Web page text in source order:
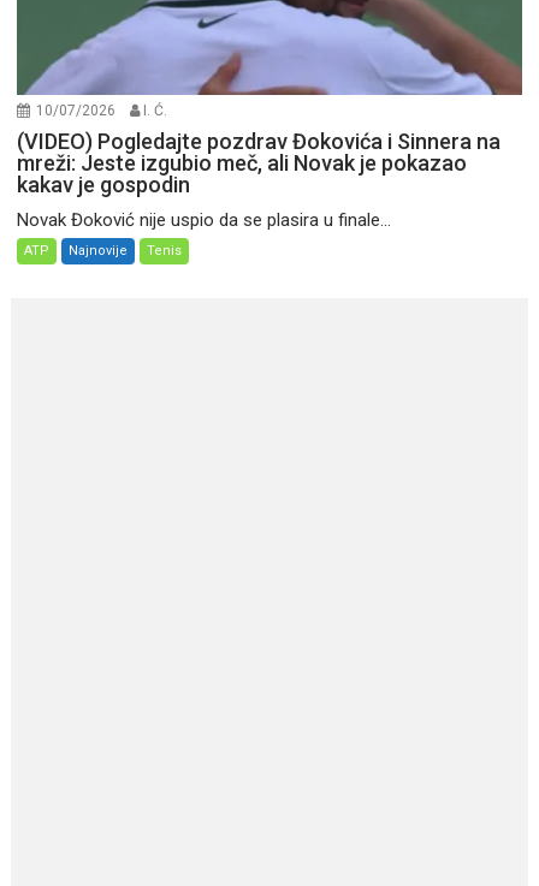
10/07/2026 I. Ć.
(VIDEO) Pogledajte pozdrav Đokovića i Sinnera na
mreži: Jeste izgubio meč, ali Novak je pokazao
kakav je gospodin
Novak Đoković nije uspio da se plasira u finale...
ATP Najnovije Tenis